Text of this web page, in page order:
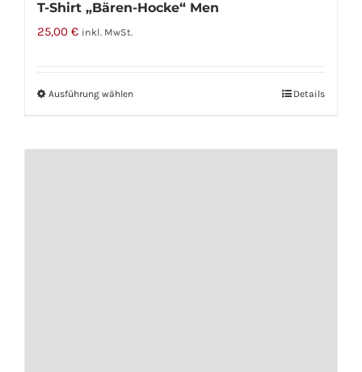
T-Shirt „Bären-Hocke“ Men
25,00 € inkl. MwSt.
Ausführung wählenDieses
Details